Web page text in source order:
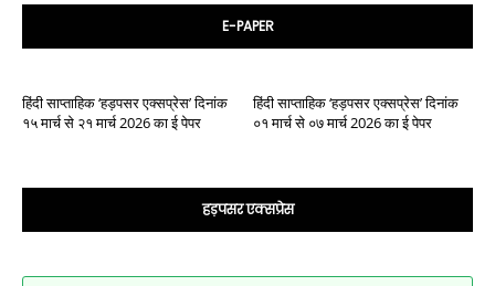
E-PAPER
हिंदी साप्ताहिक ‘हड़पसर एक्सप्रेस’ दिनांक
१५ मार्च से २१ मार्च 2026 का ई पेपर
हिंदी साप्ताहिक ‘हड़पसर एक्सप्रेस’ दिनांक
०१ मार्च से ०७ मार्च 2026 का ई पेपर
हड़पसर एक्सप्रेस